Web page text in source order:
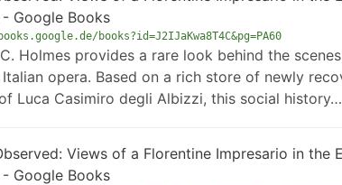
Google Books
books?id=J2IJaKwa8T4C&pg=PA60
Holmes provides a rare look behind the
opera. Based on a rich store of newly
Luca Casimiro degli Albizzi, this social history…
Views of a Florentine Impresario in the
Google Books